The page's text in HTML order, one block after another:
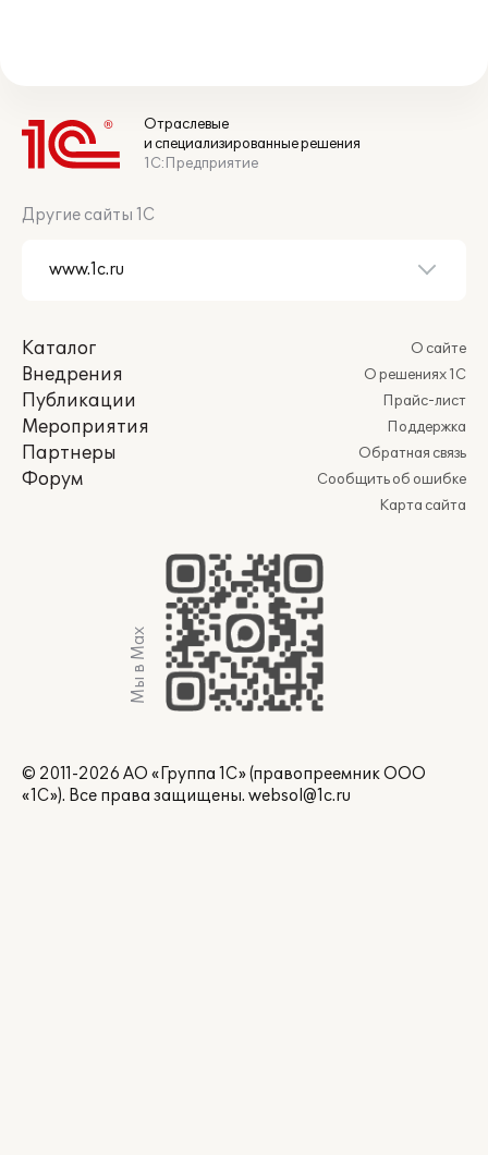
Отраслевые
и специализированные решения
1С:Предприятие
Другие сайты 1С
Каталог
Внедрения
Публикации
Мероприятия
Партнеры
Форум
О сайте
О решениях 1С
Прайс-лист
Поддержка
Обратная связь
Сообщить об ошибке
Карта сайта
Мы в Max
© 2011-2026 АО «Группа 1С» (правопреемник ООО
«1С»). Все права защищены. websol@1c.ru